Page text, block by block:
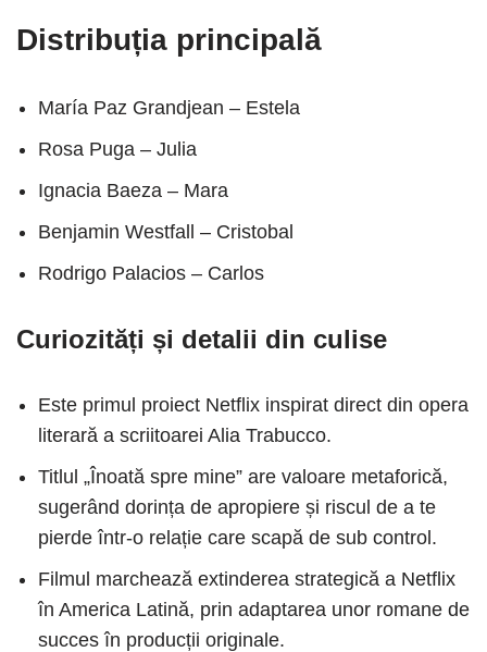
Distribuția principală
María Paz Grandjean – Estela
Rosa Puga – Julia
Ignacia Baeza – Mara
Benjamin Westfall – Cristobal
Rodrigo Palacios – Carlos
Curiozități și detalii din culise
Este primul proiect Netflix inspirat direct din opera
literară a scriitoarei Alia Trabucco.
Titlul „Înoată spre mine” are valoare metaforică,
sugerând dorința de apropiere și riscul de a te
pierde într-o relație care scapă de sub control.
Filmul marchează extinderea strategică a Netflix
în America Latină, prin adaptarea unor romane de
succes în producții originale.